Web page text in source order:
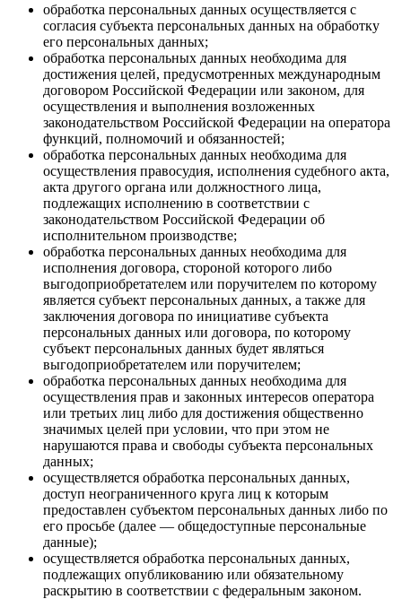
обработка персональных данных осуществляется с
согласия субъекта персональных данных на обработку
его персональных данных;
обработка персональных данных необходима для
достижения целей, предусмотренных международным
договором Российской Федерации или законом, для
осуществления и выполнения возложенных
законодательством Российской Федерации на оператора
функций, полномочий и обязанностей;
обработка персональных данных необходима для
осуществления правосудия, исполнения судебного акта,
акта другого органа или должностного лица,
подлежащих исполнению в соответствии с
законодательством Российской Федерации об
исполнительном производстве;
обработка персональных данных необходима для
исполнения договора, стороной которого либо
выгодоприобретателем или поручителем по которому
является субъект персональных данных, а также для
заключения договора по инициативе субъекта
персональных данных или договора, по которому
субъект персональных данных будет являться
выгодоприобретателем или поручителем;
обработка персональных данных необходима для
осуществления прав и законных интересов оператора
или третьих лиц либо для достижения общественно
значимых целей при условии, что при этом не
нарушаются права и свободы субъекта персональных
данных;
осуществляется обработка персональных данных,
доступ неограниченного круга лиц к которым
предоставлен субъектом персональных данных либо по
его просьбе (далее — общедоступные персональные
данные);
осуществляется обработка персональных данных,
подлежащих опубликованию или обязательному
раскрытию в соответствии с федеральным законом.